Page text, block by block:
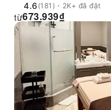
4.6 (181)・2K+ đã đặt
₫
673.939
từ